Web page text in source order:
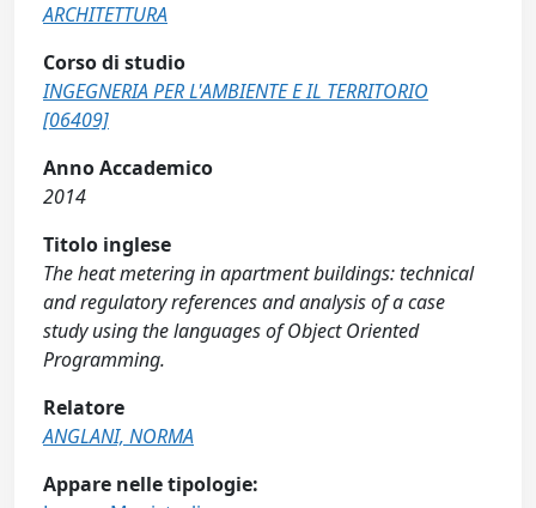
ARCHITETTURA
Corso di studio
INGEGNERIA PER L'AMBIENTE E IL TERRITORIO
[06409]
Anno Accademico
2014
Titolo inglese
The heat metering in apartment buildings: technical
and regulatory references and analysis of a case
study using the languages of Object Oriented
Programming.
Relatore
ANGLANI, NORMA
Appare nelle tipologie: